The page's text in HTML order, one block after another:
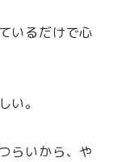
いるだけで心
い。
らいから、や